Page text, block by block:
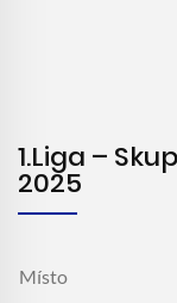
1.liga –
2025
Místo